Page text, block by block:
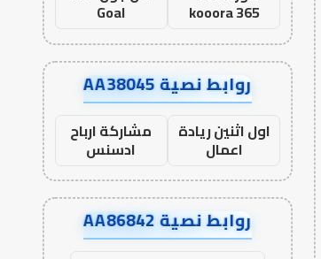
kooora 365
Goal
روابط نصية AA38045
اول اثنين ريادة
اعمال
مشاركة ارباح
ادسنس
روابط نصية AA86842